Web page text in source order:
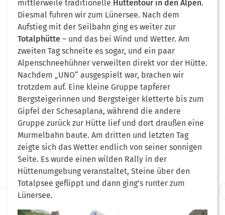
mittlerweile traditionelle Hüttentour in den Alpen.
Diesmal fuhren wir zum Lünersee. Nach dem
Aufstieg mit der Seilbahn ging es weiter zur
Totalphütte – und das bei Wind und Wetter. Am
zweiten Tag schneite es sogar, und ein paar
Alpenschneehühner verweilten direkt vor der Hütte.
Nachdem „UNO“ ausgespielt war, brachen wir
trotzdem auf. Eine kleine Gruppe tapferer
Bergsteigerinnen und Bergsteiger kletterte bis zum
Gipfel der Schesaplana, während die andere
Gruppe zurück zur Hütte lief und dort draußen eine
Murmelbahn baute. Am dritten und letzten Tag
zeigte sich das Wetter endlich von seiner sonnigen
Seite. Es wurde einen wilden Rally in der
Hüttenumgebung veranstaltet, Steine über den
Totalpsee geflippt und dann ging’s runter zum
Lünersee.